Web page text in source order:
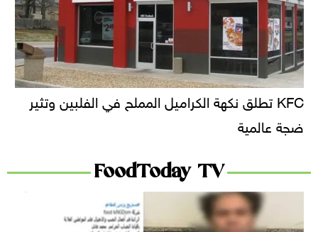
KFC تطلق نكهة الكراميل المملح في الفلبين وتثير
ضجة عالمية
FoodToday TV